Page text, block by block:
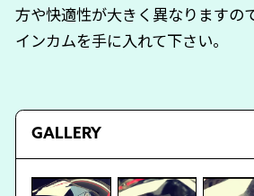
方や快適性が大きく異なりますの
インカムを手に入れて下さい。
GALLERY